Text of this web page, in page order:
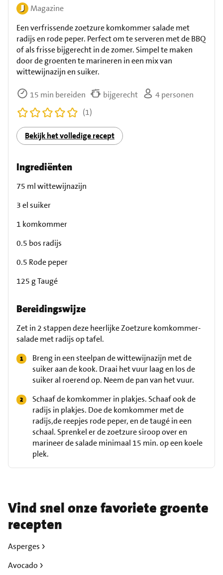
Magazine
Een verfrissende zoetzure komkommer salade met
radijs en rode peper. Perfect om te serveren met de BBQ
of als frisse bijgerecht in de zomer. Simpel te maken
door de groenten te marineren in een mix van
wittewijnazijn en suiker.
15 min bereiden bijgerecht
4 personen
(1)
Bekijk het volledige recept
Ingrediënten
75 ml wittewijnazijn
3 el suiker
1 komkommer
0.5 bos radijs
0.5 Rode peper
125 g Taugé
Bereidingswijze
Zet in 2 stappen deze heerlijke Zoetzure komkommer-
salade met radijs op tafel.
Breng in een steelpan de wittewijnazijn met de
suiker aan de kook. Draai het vuur laag en los de
suiker al roerend op. Neem de pan van het vuur.
Schaaf de komkommer in plakjes. Schaaf ook de
radijs in plakjes. Doe de komkommer met de
radijs,de reepjes rode peper, en de taugé in een
schaal. Sprenkel er de zoetzure siroop over en
marineer de salade minimaal 15 min. op een koele
plek.
Vind snel onze favoriete groente
recepten
Asperges
Avocado